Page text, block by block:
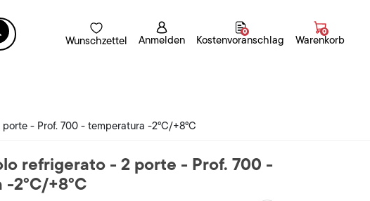
Wunschzettel Anmelden Kostenvoranschlag
0
Warenkorb
0
- Prof. 700 - temperatura -2°C/+8°C
refrigerato - 2 porte - Prof. 700 -
2°C/+8°C